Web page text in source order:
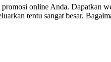
online Anda. Dapatkan
tentu sangat besar.